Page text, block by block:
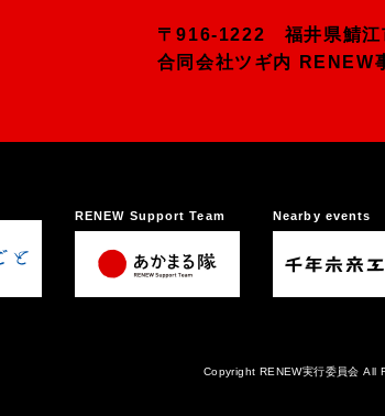
〒916-1222 福井県鯖江
合同会社ツギ内 RENEW
RENEW Support Team Nearby events
Copyright RENEW実行委員会 All